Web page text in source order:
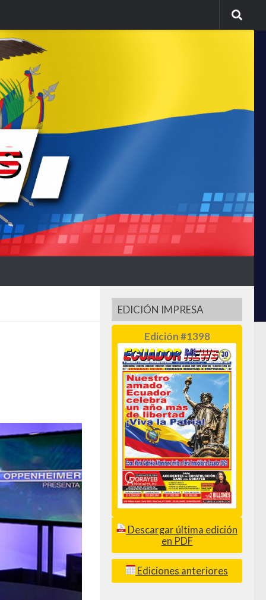
EDICIÓN IMPRESA
Edición #1398
Descargar última edición
en PDF
Ediciones anteriores